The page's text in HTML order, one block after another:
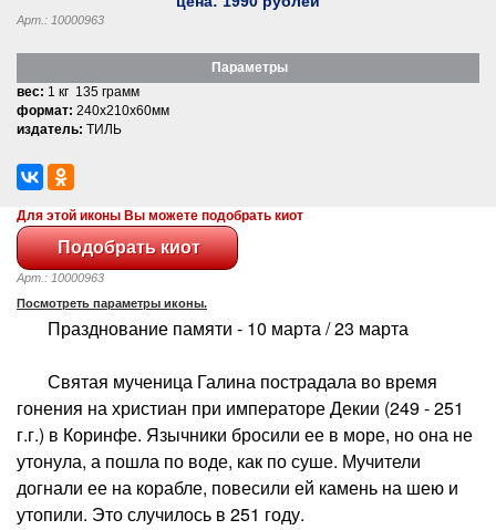
Арт.: 10000963
Параметры
вес: 1 кг 135 грамм
формат: 240x210x60мм
издатель: ТИЛЬ
Для этой иконы Вы можете подобрать киот
Арт.: 10000963
Посмотреть параметры иконы.
Празднование памяти - 10 марта / 23 марта
Святая мученица Галина пострадала во время
гонения на христиан при императоре Декии (249 - 251
г.г.) в Коринфе. Язычники бросили ее в море, но она не
утонула, а пошла по воде, как по суше. Мучители
догнали ее на корабле, повесили ей камень на шею и
утопили. Это случилось в 251 году.